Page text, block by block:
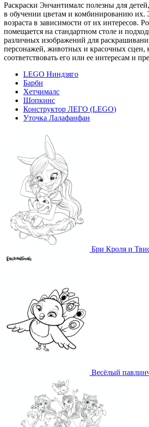
Раскраски Энчантималс полезны для
в обучении цветам и комбинированию их.
возраста в зависимости от их интересов.
помещается на стандартном столе и
различных изображений для
персонажей, животных и красочных сцен,
соответствовать его или ее интересам и
LEGO Ниндзяго
Барби
Хетчималс
Шопкинс
Конструктор ЛЕГО (LEGO)
Уточка Лалафанфан
Бри Кроля и
Весёлый